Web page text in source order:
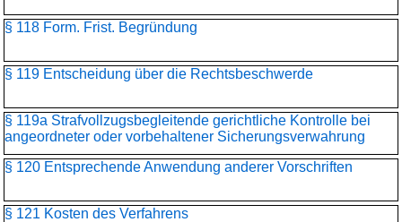
§ 118 Form. Frist. Begründung
§ 119 Entscheidung über die Rechtsbeschwerde
§ 119a Strafvollzugsbegleitende gerichtliche Kontrolle bei
angeordneter oder vorbehaltener Sicherungsverwahrung
§ 120 Entsprechende Anwendung anderer Vorschriften
§ 121 Kosten des Verfahrens